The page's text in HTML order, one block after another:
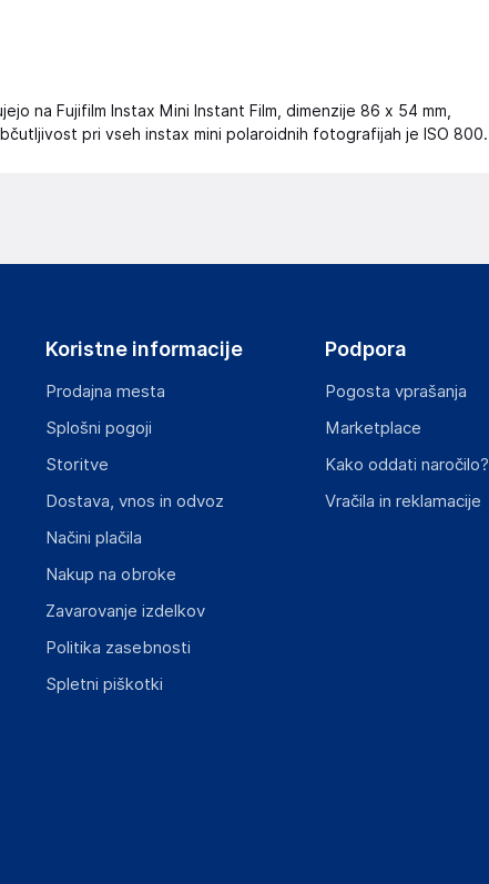
na Fujifilm Instax Mini Instant Film, dimenzije 86 x 54 mm,
pri vseh instax mini polaroidnih fotografijah je ISO 800.
Koristne informacije
Prodajna mesta
Splošni pogoji
Storitve
Dostava, vnos in odvoz
Načini plačila
Nakup na obroke
Zavarovanje izdelkov
Politika zasebnosti
Spletni piškotki
Podpora
Pogosta vprašanja
Marketplace
Kako oddati naročilo?
Vračila in reklamacije